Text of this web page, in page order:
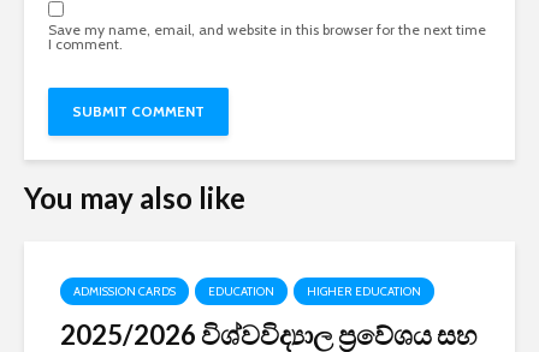
Save my name, email, and website in this browser for the next time
I comment.
You may also like
ADMISSION CARDS EDUCATION HIGHER EDUCATION
2025/2026 විශ්වවිද්‍යාල ප්‍රවේශය සහ